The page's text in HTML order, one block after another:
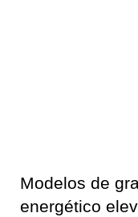
Modelos de
energético